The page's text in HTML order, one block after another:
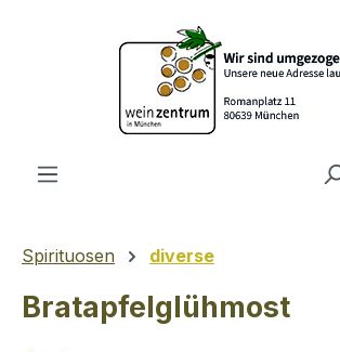
Zum Hauptinhalt springen
Spirituosen diverse
Bratapfelglühmost